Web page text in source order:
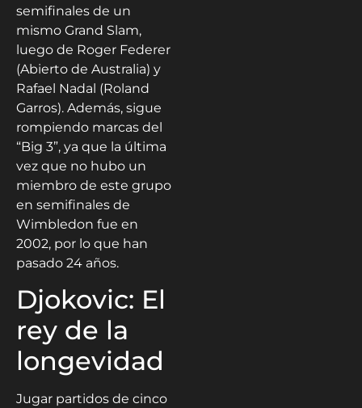
semifinales de un
mismo Grand Slam,
luego de Roger Federer
(Abierto de Australia) y
Rafael Nadal (Roland
Garros). Además, sigue
rompiendo marcas del
“Big 3”, ya que la última
vez que no hubo un
miembro de este grupo
en semifinales de
Wimbledon fue en
2002, por lo que han
pasado 24 años.
Djokovic: El
rey de la
longevidad
Jugar partidos de cinco